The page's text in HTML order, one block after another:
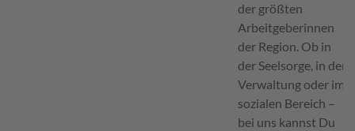
der größten
Arbeitgeberinnen
der Region. Ob in
der Seelsorge, in der
Verwaltung oder im
sozialen Bereich –
bei uns kannst Du